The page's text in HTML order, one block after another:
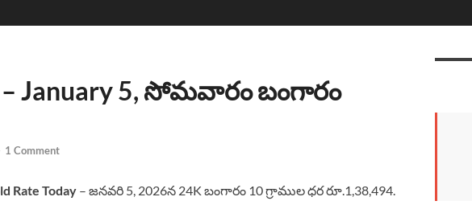
– January 5, సోమవారం బంగారం
1 Comment
Rate Today – జనవరి 5, 2026న 24K బంగారం 10 గ్రాముల ధర రూ.1,38,494.